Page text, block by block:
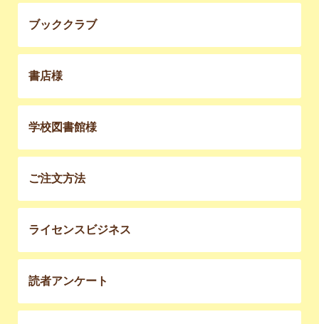
ブッククラブ
書店様
学校図書館様
ご注文方法
ライセンスビジネス
読者アンケート